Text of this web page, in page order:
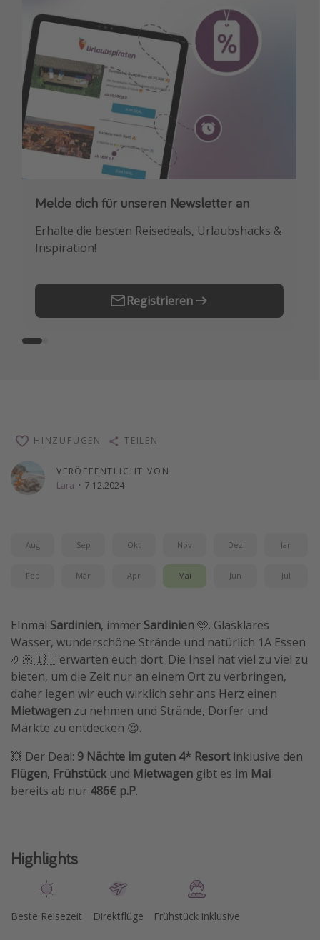
Silvesterreisen
Last Minute Urlaub Mallorca
Last Minute Urlaub Deutschland
Melde dich für unseren Newsletter an
Erhalte die besten Reisedeals, Urlaubshacks &
Inspiration!
Registrieren
Downloade unsere App
Buche die besten Reiseschnäppchen als
Erstes.
VERÖFFENTLICHT VON
Lara · 7.12.2024
HINZUFÜGEN TEILEN
Aug Sep Okt Nov Dez Jan
Feb Mär Apr Mai Jun Jul
EInmal Sardinien, immer Sardinien🩵. Glasklares
Wasser, wunderschöne Strände und natürlich 1A Essen
🤌🏼🇮🇹 erwarten euch dort. Die Insel hat viel zu viel zu
bieten, um die Zeit nur an einem Ort zu verbringen,
daher legen wir euch wirklich sehr ans Herz einen
Mietwagen zu nehmen und Strände, Dörfer und
Märkte zu entdecken 😍.
💥 Der Deal: 9 Nächte im guten 4* Resortinklusive den
Flügen, Frühstück und Mietwagen gibt es im Mai
bereits ab nur 486€ p.P.
Highlights
Beste Reisezeit Direktflüge Frühstück inklusive